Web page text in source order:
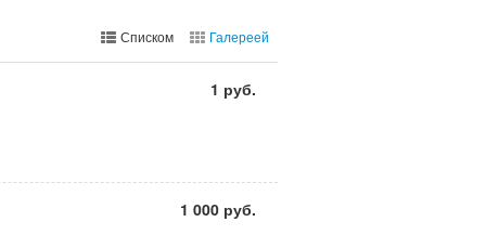
Списком Галереей
1 руб.
1 000 руб.